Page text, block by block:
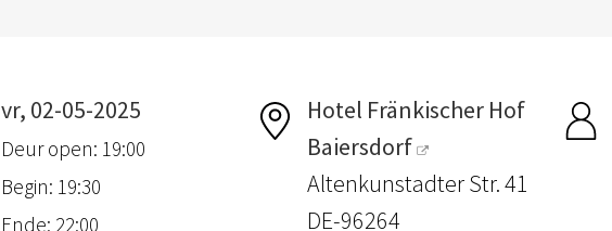
vr, 02-05-2025
Deur open: 19:00
Begin: 19:30
Ende: 22:00
Hotel Fränkischer Hof
Baiersdorf
Altenkunstadter Str. 41
DE-96264